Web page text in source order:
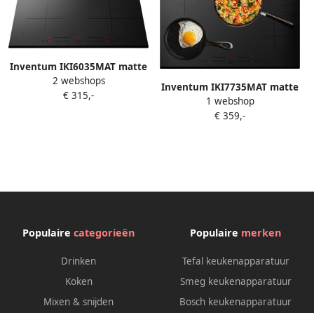
Inventum IKI6035MAT matte
inbouw inductiekookplaat 60
cm 1- of 2-fase 4 kookzones
2 webshops
€ 315,-
Inventum IKI7735MAT matte
inbouw inductiekookplaat 77
cm 1- of 2-fase 4 kookzones
1 webshop
€ 359,-
Populaire categorieën
Drinken
Koken
Mixen & snijden
Populaire merken
Tefal keukenapparatuur
Smeg keukenapparatuur
Bosch keukenapparatuur